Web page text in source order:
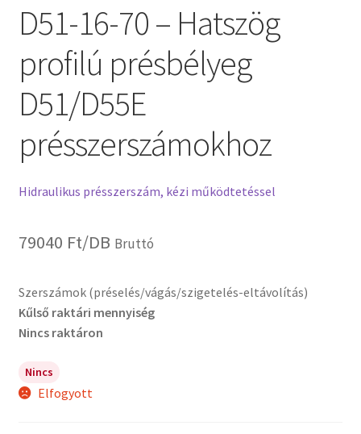
D51-16-70 – Hatszög
profilú présbélyeg
D51/D55E
présszerszámokhoz
Hidraulikus présszerszám, kézi működtetéssel
79040 Ft/DB Bruttó
Szerszámok (préselés/vágás/szigetelés-eltávolítás)
Kűlső raktári mennyiség
Nincs raktáron
Nincs
Elfogyott